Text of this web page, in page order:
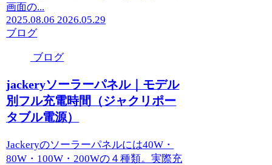
画面の...
2025.08.06 2026.05.29
ブログ
ブログ
jackeryソーラーパネル｜モデル
別フル充電時間（ジャクリポー
タブル電源）
Jackeryのソーラーパネルには40W・
80W・100W・200Wの４種類。実際充